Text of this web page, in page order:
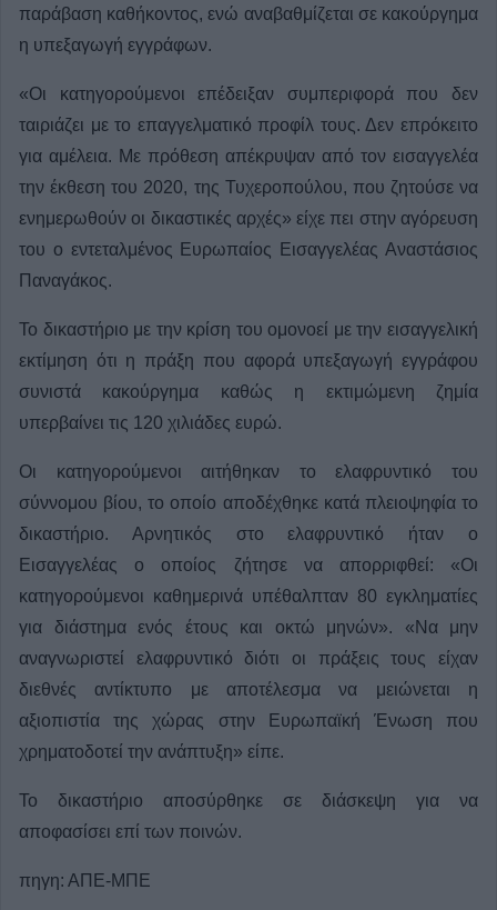
παράβαση καθήκοντος, ενώ αναβαθμίζεται σε κακούργημα
η υπεξαγωγή εγγράφων.
«Οι κατηγορούμενοι επέδειξαν συμπεριφορά που δεν
ταιριάζει με το επαγγελματικό προφίλ τους. Δεν επρόκειτο
για αμέλεια. Με πρόθεση απέκρυψαν από τον εισαγγελέα
την έκθεση του 2020, της Τυχεροπούλου, που ζητούσε να
ενημερωθούν οι δικαστικές αρχές» είχε πει στην αγόρευση
του ο εντεταλμένος Ευρωπαίος Εισαγγελέας Αναστάσιος
Παναγάκος.
Το δικαστήριο με την κρίση του ομονοεί με την εισαγγελική
εκτίμηση ότι η πράξη που αφορά υπεξαγωγή εγγράφου
συνιστά κακούργημα καθώς η εκτιμώμενη ζημία
υπερβαίνει τις 120 χιλιάδες ευρώ.
Οι κατηγορούμενοι αιτήθηκαν το ελαφρυντικό του
σύννομου βίου, το οποίο αποδέχθηκε κατά πλειοψηφία το
δικαστήριο. Αρνητικός στο ελαφρυντικό ήταν ο
Εισαγγελέας ο οποίος ζήτησε να απορριφθεί: «Οι
κατηγορούμενοι καθημερινά υπέθαλπταν 80 εγκληματίες
για διάστημα ενός έτους και οκτώ μηνών». «Να μην
αναγνωριστεί ελαφρυντικό διότι οι πράξεις τους είχαν
διεθνές αντίκτυπο με αποτέλεσμα να μειώνεται η
αξιοπιστία της χώρας στην Ευρωπαϊκή Ένωση που
χρηματοδοτεί την ανάπτυξη» είπε.
Το δικαστήριο αποσύρθηκε σε διάσκεψη για να
αποφασίσει επί των ποινών.
πηγη: ΑΠΕ-ΜΠΕ